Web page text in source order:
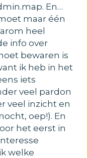
En…
maar één
heel
info over
bewaren is
ik heb in het
iets
veel pardon
veel inzicht en
oep!). En
het eerst in
welke